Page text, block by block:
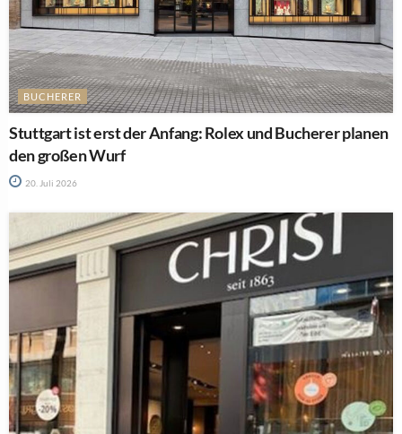
BUCHERER
Stuttgart ist erst der Anfang: Rolex und Bucherer planen
den großen Wurf
20. Juli 2026